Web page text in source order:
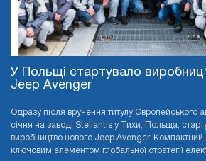
У Польщі стартувало
Jeep Avenger
Одразу після вручення титулу Європейського
січня на заводі Stellantis у Тихи, Польща,
виробництво нового Jeep Avenger.
ключовим елементом глобальної стратегії